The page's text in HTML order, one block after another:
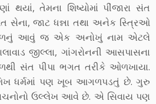
થયાં, તેમના શિષ્યોમાં પીંજારા સંત
સેના, જાટ ધન્ના તથા અનેક સ્ત્રિઓ
આવું જ એક અનોખું નામ એટલે
જીલ્લા, ગાંગરોનની આસપાસના
સંત પીપા ભગત તરીકે ઓળખાયા.
શિખ ધર્મમાં પણ ખૂબ આગળપડતું છે. ગુરુ
ઉલ્લેખ આવે છે. એ સિવાય પણ